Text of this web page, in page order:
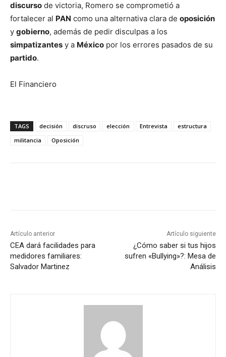
discurso de victoria, Romero se comprometió a
fortalecer al PAN como una alternativa clara de oposición
y gobierno, además de pedir disculpas a los
simpatizantes y a México por los errores pasados de su
partido.
El Financiero
TAGS decisión discruso elección Entrevista
estructura
militancia
Oposición
Artículo anterior
CEA dará facilidades para
medidores familiares:
Salvador Martinez
Artículo siguiente
¿Cómo saber si tus hijos
sufren «Bullying»?: Mesa de
Análisis